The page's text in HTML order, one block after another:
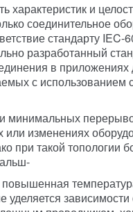
характеристик и
соединительное
стандарту
разработанный
в приложениях
с использованием
минимальных
изменениях
при такой топологии
уделяется